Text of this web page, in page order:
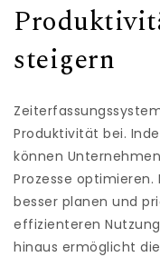
steigern
Produktivität bei.
können
Prozesse
besser planen und
effizienteren
hinaus ermöglicht